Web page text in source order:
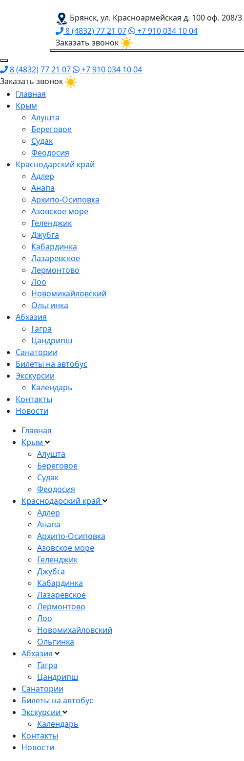
Брянск, ул. Красноармейская д. 100 оф. 208/3
8 (4832) 77 21 07
+7 910 034 10 04
Заказать звонок
8 (4832) 77 21 07
+7 910 034 10 04
Заказать звонок
Главная
Крым
Алушта
Береговое
Судак
Феодосия
Краснодарский край
Адлер
Анапа
Архипо-Осиповка
Азовское море
Геленджик
Джубга
Кабардинка
Лазаревское
Лермонтово
Лоо
Новомихайловский
Ольгинка
Абхазия
Гагра
Цандрипш
Санатории
Билеты на автобус
Экскурсии
Календарь
Контакты
Новости
Главная
Крым
Алушта
Береговое
Судак
Феодосия
Краснодарский край
Адлер
Анапа
Архипо-Осиповка
Азовское море
Геленджик
Джубга
Кабардинка
Лазаревское
Лермонтово
Лоо
Новомихайловский
Ольгинка
Абхазия
Гагра
Цандрипш
Санатории
Билеты на автобус
Экскурсии
Календарь
Контакты
Новости